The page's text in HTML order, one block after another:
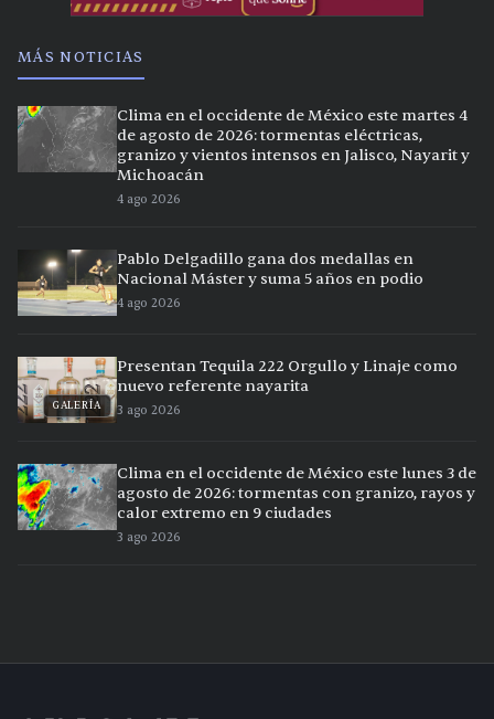
MÁS NOTICIAS
Clima en el occidente de México este martes 4
de agosto de 2026: tormentas eléctricas,
granizo y vientos intensos en Jalisco, Nayarit y
Michoacán
4 ago 2026
Pablo Delgadillo gana dos medallas en
Nacional Máster y suma 5 años en podio
4 ago 2026
GALERÍA
Presentan Tequila 222 Orgullo y Linaje como
nuevo referente nayarita
3 ago 2026
Clima en el occidente de México este lunes 3 de
agosto de 2026: tormentas con granizo, rayos y
calor extremo en 9 ciudades
3 ago 2026